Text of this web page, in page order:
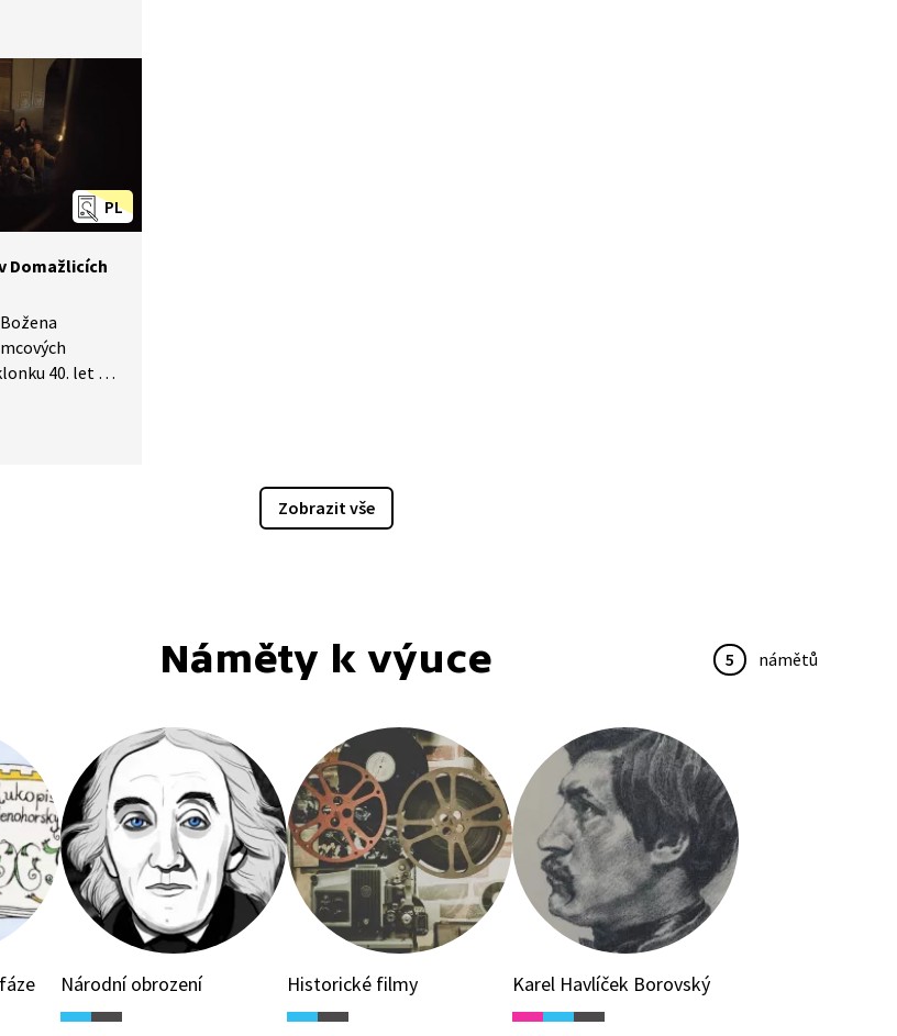
kterým
PL
Domažlicích
40. let 19.
pro Karla
Zobrazit vše
Náměty k výuce 5 námětů
Národní obrození Historické filmy Karel Havlíček Borovský